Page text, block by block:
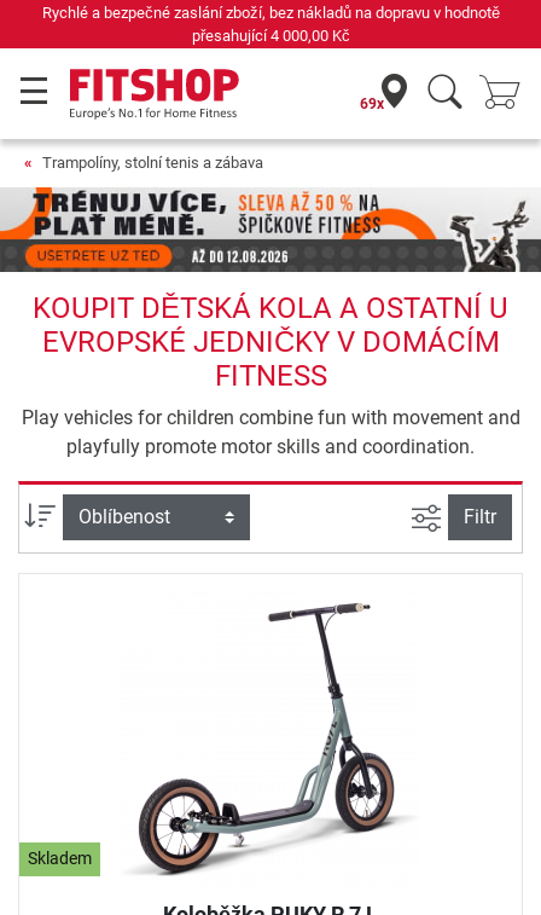
Rychlé a bezpečné zaslání zboží, bez nákladů na dopravu v hodnotě
přesahující4 000,00 Kč
69x
Trampolíny, stolní tenis a zábava
KOUPIT DĚTSKÁ KOLA A OSTATNÍ U
EVROPSKÉ JEDNIČKY V DOMÁCÍM
FITNESS
Play vehicles for children combine fun with movement and
playfully promote motor skills and coordination.
Třídění Filtrovat
Filtr
Skladem